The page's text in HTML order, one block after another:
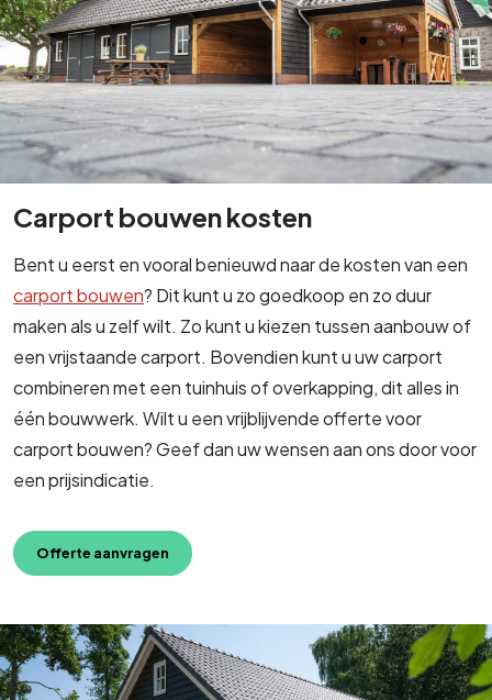
Carport bouwen kosten
Bent u eerst en vooral benieuwd naar de kosten van een
carport bouwen? Dit kunt u zo goedkoop en zo duur
maken als u zelf wilt. Zo kunt u kiezen tussen aanbouw of
een vrijstaande carport. Bovendien kunt u uw carport
combineren met een tuinhuis of overkapping, dit alles in
één bouwwerk. Wilt u een vrijblijvende offerte voor
carport bouwen? Geef dan uw wensen aan ons door voor
een prijsindicatie.
Offerte aanvragen